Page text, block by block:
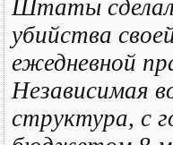
Штаты
убийства
ежедневной
Независимая
структура, с